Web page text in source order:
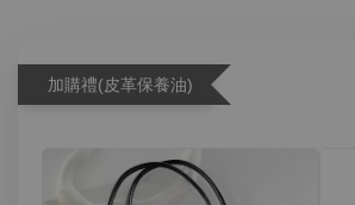
加購禮(皮革保養油)